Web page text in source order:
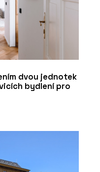
dvou jednotek
bydlení pro